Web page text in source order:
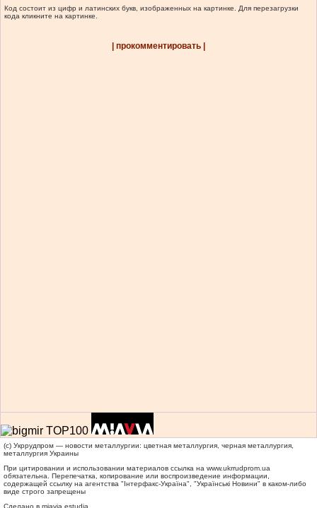
Код состоит из цифр и латинских букв, изображенных на картинке. Для перезагрузки
кода кликните на картинке.
| прокомментировать |
(c) Укррудпром — новости металлургии: цветная металлургия, черная металлургия,
металлургия Украины
При цитировании и использовании материалов ссылка на www.ukrrudprom.ua
обязательна. Перепечатка, копирование или воспроизведение информации,
содержащей ссылку на агентства "Iнтерфакс-Україна", "Українськi Новини" в каком-либо
виде строго запрещены